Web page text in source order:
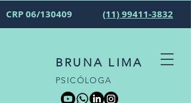
CRP 06/130409 (11) 99411-3832
BRUNA LIMA
PSICÓLOGA